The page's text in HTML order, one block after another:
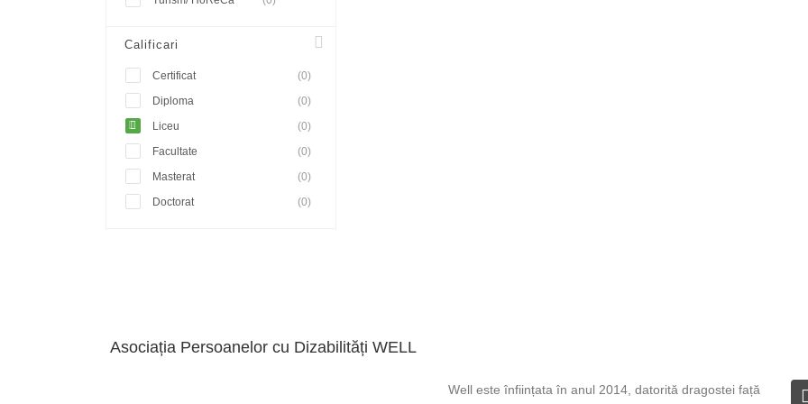
Calificari
Certificat
(0)
Diploma
(0)
Liceu
(0)
Facultate
(0)
Masterat
(0)
Doctorat
(0)
Asociația Persoanelor cu Dizabilități WELL
Well este înființata în anul 2014, datorită dragostei față